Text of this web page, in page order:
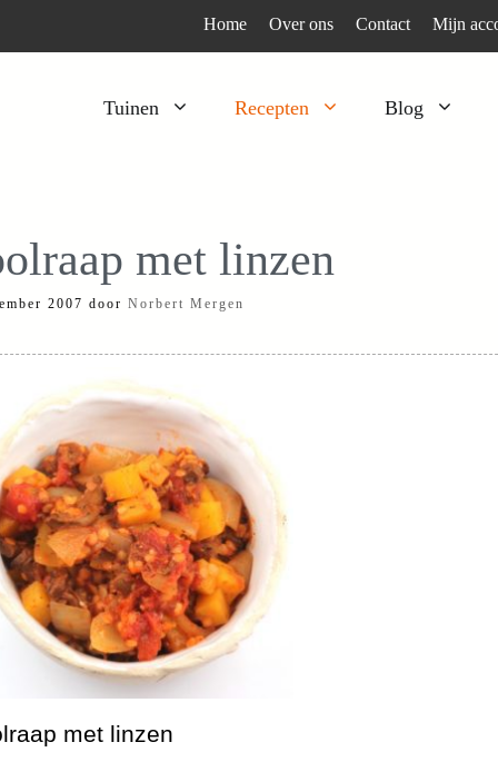
Home Over ons Contact Mijn
Tuinen Recepten Blog
Kruiden
Moestuin
Verfplanten
Voedselbos
Vruchtgewassen
met linzen
2007 door Norbert Mergen
met linzen